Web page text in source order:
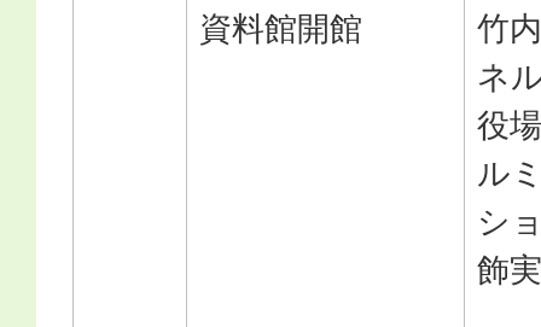
資料館開館
竹
ネ
役
ル
シ
飾